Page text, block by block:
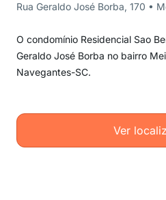
Rua Geraldo José Borba, 170 •
O condomínio Residencial Sao
Geraldo José Borba no bairro
Navegantes-SC.
Ver